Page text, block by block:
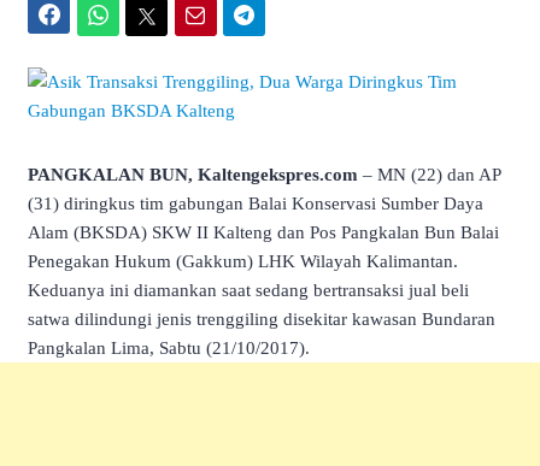
PANGKALAN BUN, Kaltengekspres.com – MN (22) dan AP
(31) diringkus tim gabungan Balai Konservasi Sumber Daya
Alam (BKSDA) SKW II Kalteng dan Pos Pangkalan Bun Balai
Penegakan Hukum (Gakkum) LHK Wilayah Kalimantan.
Keduanya ini diamankan saat sedang bertransaksi jual beli
satwa dilindungi jenis trenggiling disekitar kawasan Bundaran
Pangkalan Lima, Sabtu (21/10/2017).